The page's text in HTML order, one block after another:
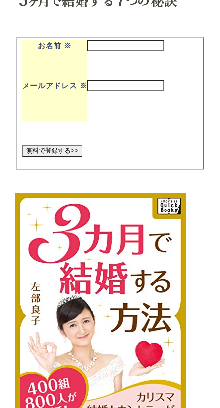
お名前 ※
メールアドレス ※